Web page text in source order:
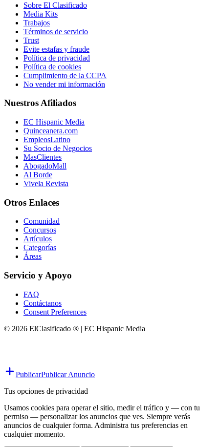
Sobre El Clasificado
Media Kits
Trabajos
Términos de servicio
Trust
Evite estafas y fraude
Política de privacidad
Política de cookies
Cumplimiento de la CCPA
No vender mi información
Nuestros Afiliados
EC Hispanic Media
Quinceanera.com
EmpleosLatino
Su Socio de Negocios
MasClientes
AbogadoMall
Al Borde
Vivela Revista
Otros Enlaces
Comunidad
Concursos
Artículos
Categorías
Áreas
Servicio y Apoyo
FAQ
Contáctanos
Consent Preferences
© 2026 ElClasificado ® | EC Hispanic Media
PublicarPublicar Anuncio
Tus opciones de privacidad
Usamos cookies para operar el sitio, medir el tráfico y — con tu
permiso — personalizar los anuncios que ves. Siempre verás
anuncios de cualquier forma. Administra tus preferencias en
cualquier momento.